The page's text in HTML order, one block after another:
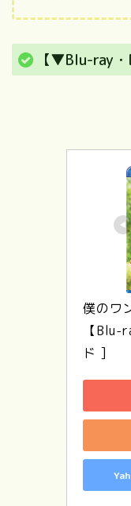
【▼Blu-ray・
僕のワ
【Blu-
ド ]